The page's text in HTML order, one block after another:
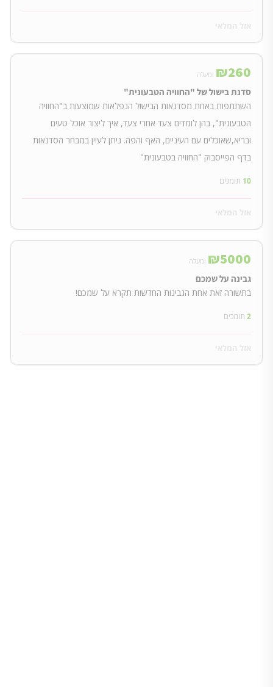
₪260 ומעלה
סדנת בישול של "החוויה הטבעונית"
השתתפות באחת מסדנאות הבישול הנפלאות שמוצעות ב"החוויה
הטבעונית", בהן לומדים צעד אחרי צעד, איך ליצור אוכל טעים
ובריא,שאוכלים עם העיניים, האף והפה. ניתן לעיין במבחר הסדנאות
בדף הפייסבוק "החוויה בטבעונית"
10 תומכים
₪5000 ומעלה
גבינה על שמכם
בתשורה זאת אחת הגבינות החדשות תקרא על שמכם!
2 תומכים